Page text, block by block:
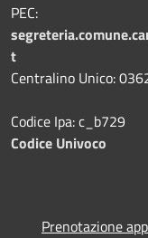
PEC:
t
Centralino Unico:
Codice Ipa: c_b729
Codice Univoco
Prenotazione